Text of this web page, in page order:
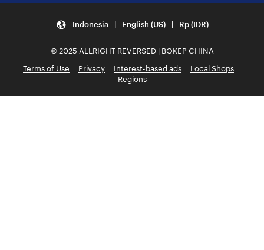
Indonesia | English (US) | Rp (IDR)
© 2025 ALLRIGHT REVERSED | BOKEP CHINA
Terms of Use
Privacy Interest-based ads
Local Shops
Regions